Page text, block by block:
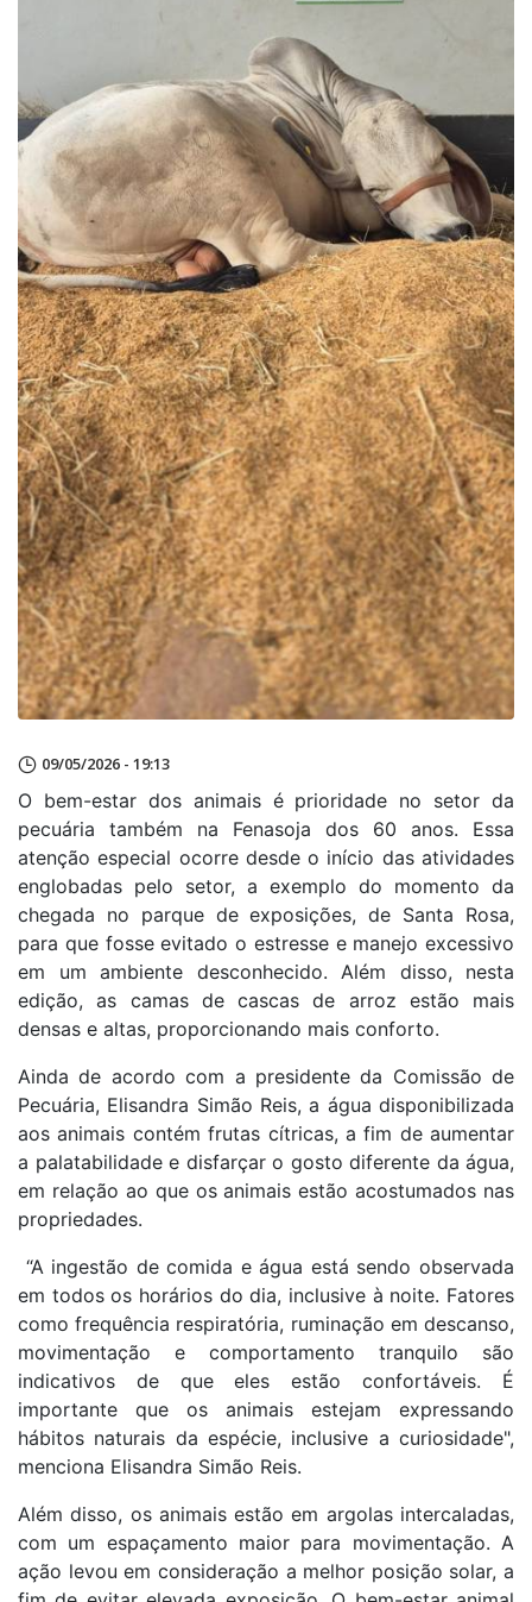
09/05/2026 - 19:13
O bem-estar dos animais é prioridade no setor da
pecuária também na Fenasoja dos 60 anos. Essa
atenção especial ocorre desde o início das atividades
englobadas pelo setor, a exemplo do momento da
chegada no parque de exposições, de Santa Rosa,
para que fosse evitado o estresse e manejo excessivo
em um ambiente desconhecido. Além disso, nesta
edição, as camas de cascas de arroz estão mais
densas e altas, proporcionando mais conforto.
Ainda de acordo com a presidente da Comissão de
Pecuária, Elisandra Simão Reis, a água disponibilizada
aos animais contém frutas cítricas, a fim de aumentar
a palatabilidade e disfarçar o gosto diferente da água,
em relação ao que os animais estão acostumados nas
propriedades.
“A ingestão de comida e água está sendo observada
em todos os horários do dia, inclusive à noite. Fatores
como frequência respiratória, ruminação em descanso,
movimentação e comportamento tranquilo são
indicativos de que eles estão confortáveis. É
importante que os animais estejam expressando
hábitos naturais da espécie, inclusive a curiosidade",
menciona Elisandra Simão Reis.
Além disso, os animais estão em argolas intercaladas,
com um espaçamento maior para movimentação. A
ação levou em consideração a melhor posição solar, a